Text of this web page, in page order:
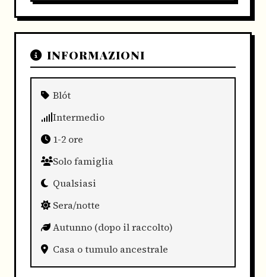
INFORMAZIONI
Blót
Intermedio
1-2 ore
Solo famiglia
Qualsiasi
Sera/notte
Autunno (dopo il raccolto)
Casa o tumulo ancestrale